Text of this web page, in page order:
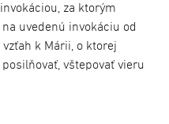
za ktorým
uvedenú invokáciu od
k Márii, o ktorej
vštepovať vieru
ako aj k ženám,
úcte k Panne Márii však